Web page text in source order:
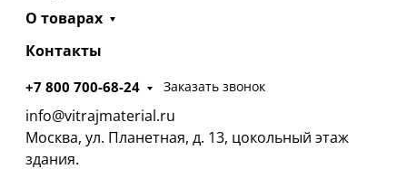
О товарах
Контакты
+7 800 700-68-24 Заказать звонок
info@vitrajmaterial.ru
Москва, ул. Планетная, д. 13, цокольный этаж
здания.